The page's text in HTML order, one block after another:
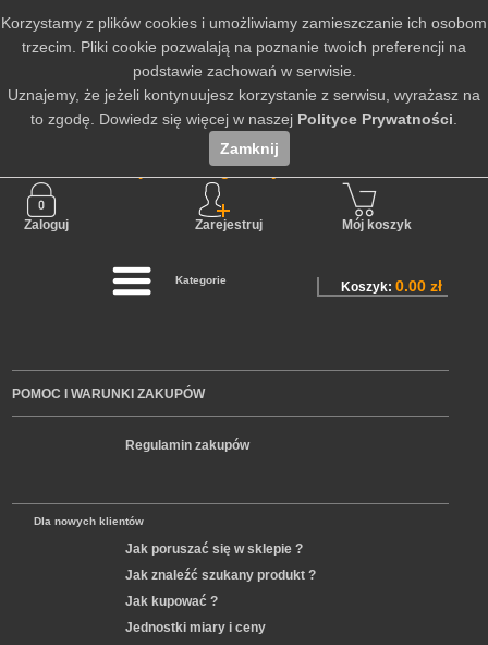
Nie jesteś zalogowany
Zaloguj Zarejestruj Mój koszyk
Kategorie
POMOC I WARUNKI ZAKUPÓW
Regulamin zakupów
Dla nowych klientów
Jak poruszać się w sklepie ?
Jak znaleźć szukany produkt ?
Jak kupować ?
Jednostki miary i ceny
Koszyk:0.00 zł
Korzystamy z plików cookies i umożliwiamy zamieszczanie ich osobom
trzecim. Pliki cookie pozwalają na poznanie twoich preferencji na
podstawie zachowań w serwisie.
Uznajemy, że jeżeli kontynuujesz korzystanie z serwisu, wyrażasz na
to zgodę. Dowiedz się więcej w naszej Polityce Prywatności
Zamknij